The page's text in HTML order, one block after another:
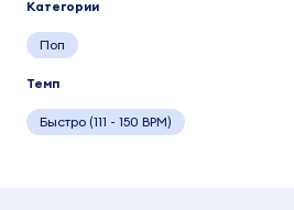
Категории
Поп
Темп
Быстро (111 - 150 BPM)